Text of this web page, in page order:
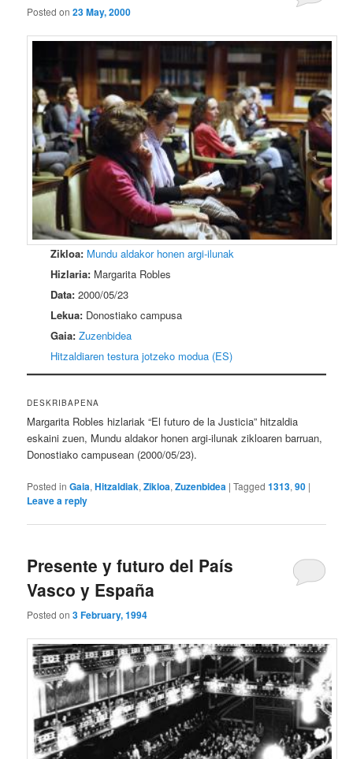
Posted on23 May, 2000
Zikloa: Mundu aldakor honen argi-ilunak
Hizlaria: Margarita Robles
Data: 2000/05/23
Lekua: Donostiako campusa
Gaia: Zuzenbidea
Hitzaldiaren testura jotzeko modua (ES)
DESKRIBAPENA
Margarita Robles hizlariak “El futuro de la Justicia” hitzaldia
eskaini zuen, Mundu aldakor honen argi-ilunak zikloaren barruan,
Donostiako campusean (2000/05/23).
Posted in Gaia,Hitzaldiak,Zikloa,Zuzenbidea |Tagged 1313,90 |
Leave a reply
Presente y futuro del País
Vasco y España
Posted on3 February, 1994